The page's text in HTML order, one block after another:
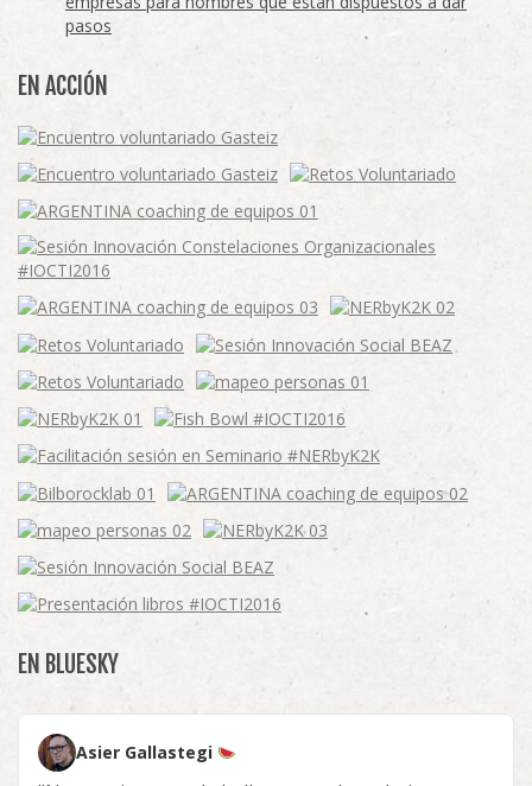
pasos
EN ACCIÓN
EN BLUESKY
Asier Gallastegi